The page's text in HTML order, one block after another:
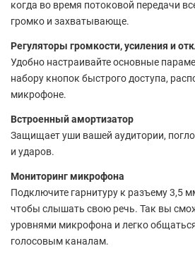
когда во время потоковой передачи
громко и захватывающе.
Регуляторы громкости, усиления и
Удобно настраивайте основные
набору кнопок быстрого доступа,
микрофоне.
Встроенный амортизатор
Защищает уши вашей аудитории,
и ударов.
Мониторинг микрофона
Подключите гарнитуру к разъему 3,5
чтобы слышать свою речь. Так вы
уровнями микрофона и легко
голосовым каналам.